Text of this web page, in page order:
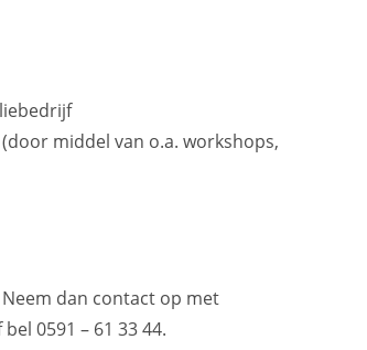
middel van o.a. workshops,
dan contact op met
bel 0591 – 61 33 44.